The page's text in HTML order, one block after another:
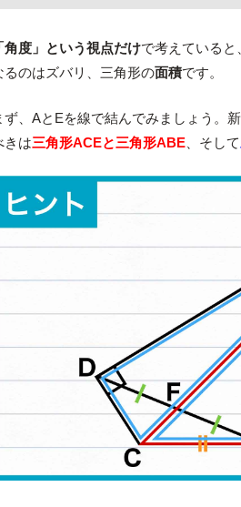
角度」という視点だけで考えていると
るのはズバリ、三角形の面積です。
ず、AとEを線で結んでみましょう。
きは三角形ACEと三角形ABE 、そして